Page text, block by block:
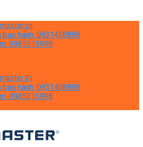
bảo hành: 0931458898
0985315998
bảo hành: 0931458898
0985315998